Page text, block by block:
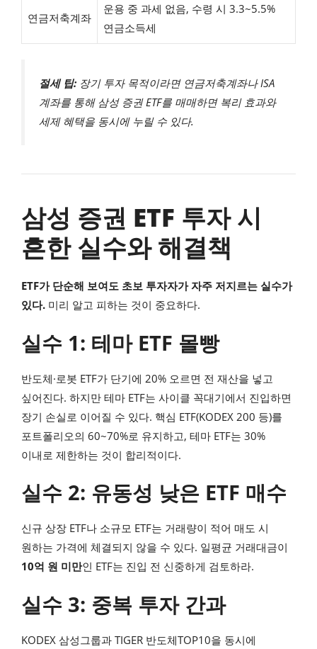
연금저축계좌
운용 중 과세 없음, 수령 시 3.3~5.5%
연금소득세
절세 팁: 장기 투자 목적이라면 연금저축계좌나 ISA
계좌를 통해 삼성 증권 ETF를 매매하면 복리 효과와
세제 혜택을 동시에 누릴 수 있다.
삼성 증권 ETF 투자 시
흔한 실수와 해결책
ETF가 단순해 보여도 초보 투자자가 자주 저지르는 실수가
있다. 미리 알고 피하는 것이 중요하다.
실수 1: 테마 ETF 몰빵
반도체·로봇 ETF가 단기에 20% 오르면 전 재산을 넣고
싶어진다. 하지만 테마 ETF는 사이클 꼭대기에서 진입하면
장기 손실로 이어질 수 있다. 핵심 ETF(KODEX 200 등)를
포트폴리오의 60~70%로 유지하고, 테마 ETF는 30%
이내로 제한하는 것이 합리적이다.
실수 2: 유동성 낮은 ETF 매수
신규 상장 ETF나 소규모 ETF는 거래량이 적어 매도 시
원하는 가격에 체결되지 않을 수 있다. 일평균 거래대금이
10억 원 미만인 ETF는 진입 전 신중하게 검토하라.
실수 3: 중복 투자 간과
KODEX 삼성그룹과 TIGER 반도체TOP10을 동시에